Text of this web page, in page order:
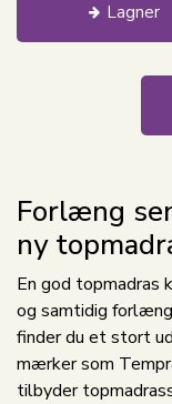
Lagner
Forlæng
ny
En god topmadras
og samtidig
finder du et stort
mærker som
tilbyder